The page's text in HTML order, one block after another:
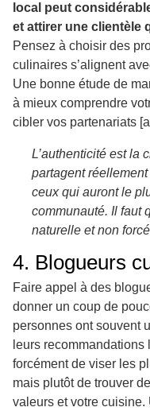
local peut
et attirer une clientèle
Pensez à choisir des
culinaires s’alignent
Une bonne étude de
à mieux comprendre
cibler vos partenariats
L’authenticité est la
partagent
ceux qui auront le
communauté. Il faut
naturelle et non
4. Blogueurs
Faire appel à des
donner un coup de
personnes ont souvent
leurs recommandations
forcément de viser les
mais plutôt de trouver
valeurs et votre